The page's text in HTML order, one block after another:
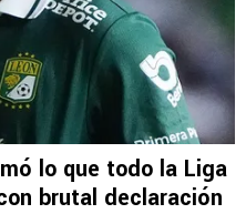
lo que todo la Liga
brutal declaración